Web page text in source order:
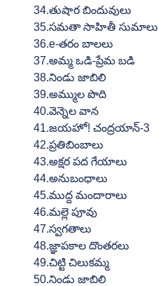
34.తుషార బిందువులు
35.సమతా సాహితీ సుమాలు
36.e-తరం బాలలు
37.అమ్మ ఒడి-ప్రేమ బడి
38.నిండు జాబిలి
39.అమ్ముల పొది
40.వెన్నెల వాన
41.జయహో! చంద్రయాన్-3
42.ప్రతిబింబాలు
43.అక్షర పద గేయాలు
44.అనుబంధాలు
45.ముద్ద మందారాలు
46.మల్లె పూవు
47.స్వగతాలు
48.జ్ఞాపకాల దొంతరలు
49.చిట్టి చిలుకమ్మ
50.నిండు జాబిలి